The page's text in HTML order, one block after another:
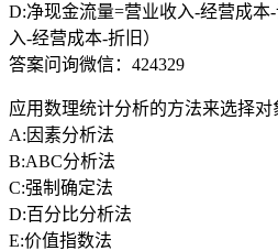
D:净现金流量=营业收入-经营成本
入-经营成本-折旧）
答案问询微信：424329
应用数理统计分析的方法来选择对
A:因素分析法
B:ABC分析法
C:强制确定法
D:百分比分析法
E:价值指数法